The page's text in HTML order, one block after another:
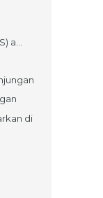
a...
di